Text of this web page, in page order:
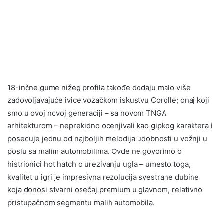
18-inčne gume nižeg profila takođe dodaju malo više
zadovoljavajuće ivice vozačkom iskustvu Corolle; onaj koji
smo u ovoj novoj generaciji – sa novom TNGA
arhitekturom – neprekidno ocenjivali kao gipkog karaktera i
poseduje jednu od najboljih melodija udobnosti u vožnji u
poslu sa malim automobilima. Ovde ne govorimo o
histrionici hot hatch o urezivanju ugla – umesto toga,
kvalitet u igri je impresivna rezolucija svestrane dubine
koja donosi stvarni osećaj premium u glavnom, relativno
pristupačnom segmentu malih automobila.